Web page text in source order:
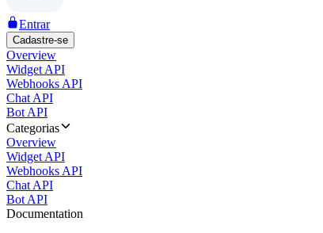
Entrar
Cadastre-se
Overview
Widget API
Webhooks API
Chat API
Bot API
Categorias
Overview
Widget API
Webhooks API
Chat API
Bot API
Documentation